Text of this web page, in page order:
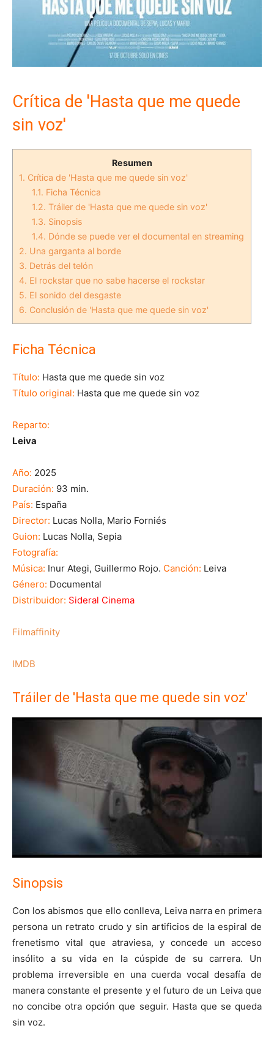
Crítica de 'Hasta que me quede
sin voz'
Resumen
1. Crítica de 'Hasta que me quede sin voz'
1.1. Ficha Técnica
1.2. Tráiler de 'Hasta que me quede sin voz'
1.3. Sinopsis
1.4. Dónde se puede ver el documental en streaming
2. Una garganta al borde
3. Detrás del telón
4. El rockstar que no sabe hacerse el rockstar
5. El sonido del desgaste
6. Conclusión de 'Hasta que me quede sin voz'
Ficha Técnica
Título: Hasta que me quede sin voz
Título original: Hasta que me quede sin voz
Reparto:
Leiva
Año: 2025
Duración: 93 min.
País: España
Director: Lucas Nolla, Mario Forniés
Guion: Lucas Nolla, Sepia
Fotografía:
Música: Inur Ategi, Guillermo Rojo. Canción: Leiva
Género: Documental
Distribuidor: Sideral Cinema
Filmaffinity
IMDB
Tráiler de 'Hasta que me quede sin voz'
Sinopsis
Con los abismos que ello conlleva, Leiva narra en primera
persona un retrato crudo y sin artificios de la espiral de
frenetismo vital que atraviesa, y concede un acceso
insólito a su vida en la cúspide de su carrera. Un
problema irreversible en una cuerda vocal desafía de
manera constante el presente y el futuro de un Leiva que
no concibe otra opción que seguir. Hasta que se queda
sin voz.